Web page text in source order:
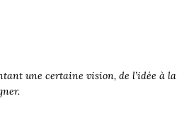
une certaine vision, de l’idée à la